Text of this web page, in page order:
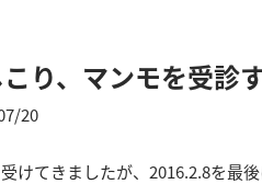
り、マンモを受診
20
けてきましたが、2016.2.8を最